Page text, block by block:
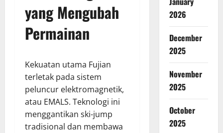
yang Mengubah
Permainan
Kekuatan utama Fujian
terletak pada sistem
peluncur elektromagnetik,
atau EMALS. Teknologi ini
menggantikan ski-jump
tradisional dan membawa
2026
December
2025
November
2025
October
2025